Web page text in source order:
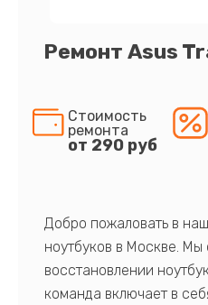
Ремонт Asus
Стоимость
ремонта
от 290 руб
Добро пожаловать в
ноутбуков в Москве.
восстановлении
команда включает в